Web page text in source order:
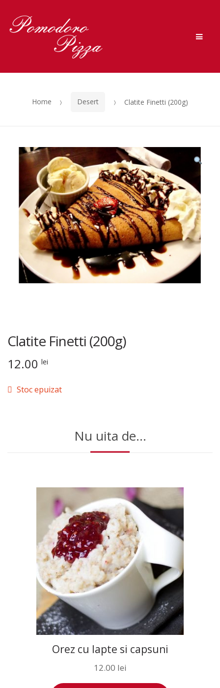
Skip to navigation
Skip to content
Home Desert Clatite Finetti (200g)
Clatite Finetti (200g)
12.00 lei
Stoc epuizat
Nu uita de...
Orez cu lapte si capsuni
12.00 lei